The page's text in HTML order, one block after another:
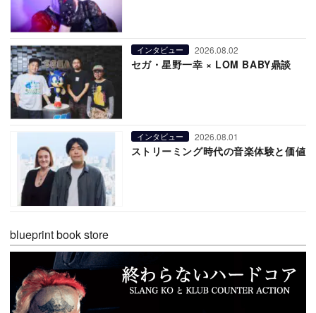
インタビュー 2026.08.02
セガ・星野一幸 × LOM BABY鼎談
インタビュー 2026.08.01
ストリーミング時代の音楽体験と価値
blueprint book store